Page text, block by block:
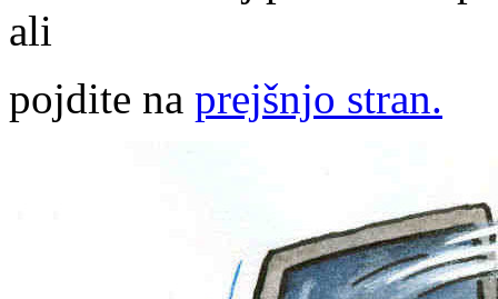
ali
pojdite na prejšnjo stran.